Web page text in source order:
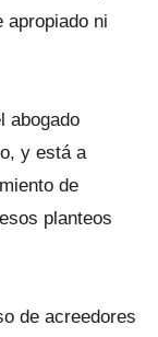
apropiado ni
abogado
y está a
de
planteos
de acreedores